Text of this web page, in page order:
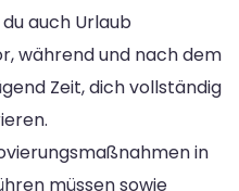
auch Urlaub
während und nach dem
Zeit, dich vollständig
in
müssen sowie